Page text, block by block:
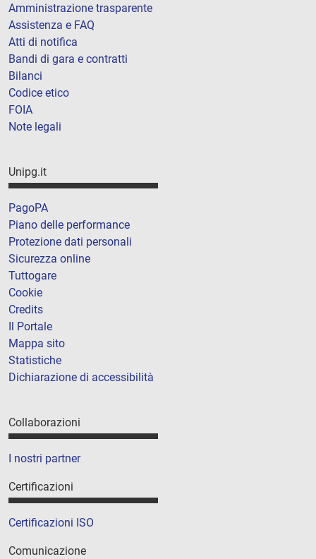
Amministrazione trasparente
Assistenza e FAQ
Atti di notifica
Bandi di gara e contratti
Bilanci
Codice etico
FOIA
Note legali
Unipg.it
PagoPA
Piano delle performance
Protezione dati personali
Sicurezza online
Tuttogare
Cookie
Credits
Il Portale
Mappa sito
Statistiche
Dichiarazione di accessibilità
Collaborazioni
I nostri partner
Certificazioni
Certificazioni ISO
Comunicazione